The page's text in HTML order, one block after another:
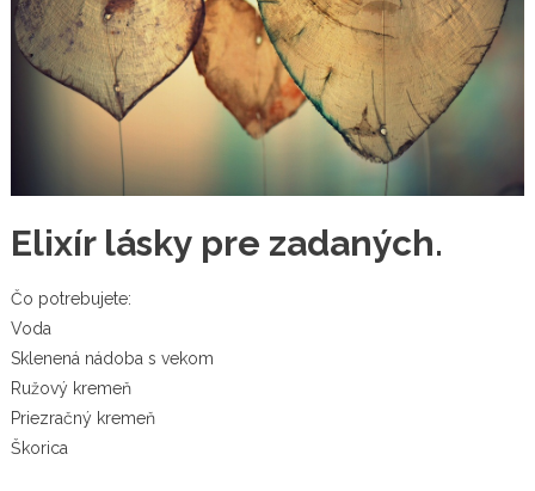
Elixír lásky pre zadaných.
Čo potrebujete:
Voda
Sklenená nádoba s vekom
Ružový kremeň
Priezračný kremeň
Škorica